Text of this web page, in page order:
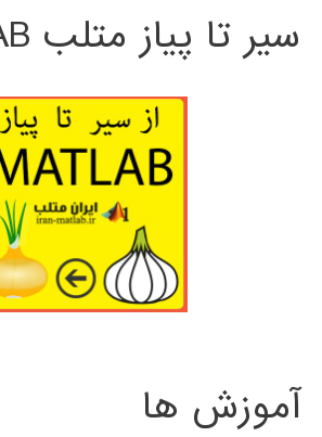
سیر تا پیاز متلب MATLAB
آموزش ها